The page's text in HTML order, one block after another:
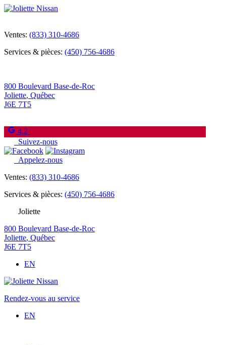
Ventes: (833) 310-4686
Services & pièces: (450) 756-4686
800 Boulevard Base-de-Roc
Joliette, Québec
J6E 7T5
4.2
Suivez-nous
Appelez-nous
Ventes: (833) 310-4686
Services & pièces: (450) 756-4686
Joliette
800 Boulevard Base-de-Roc
Joliette, Québec
J6E 7T5
EN
Rendez-vous au service
EN